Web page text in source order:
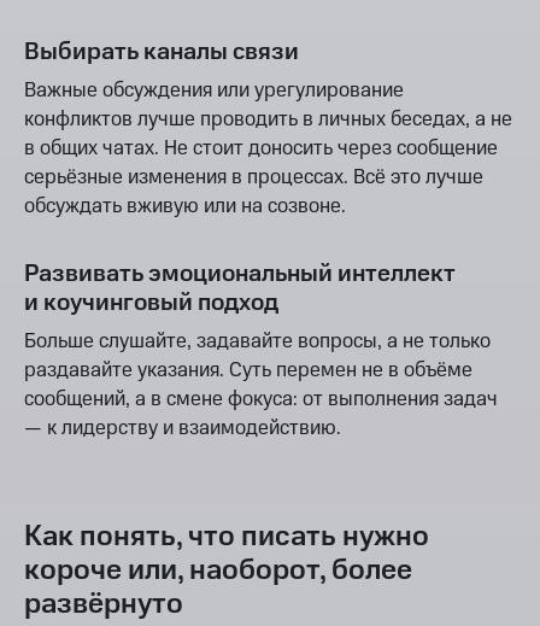
Выбирать каналы связи
Важные обсуждения или урегулирование
конфликтов лучше проводить в личных беседах, а не
в общих чатах. Не стоит доносить через сообщение
серьёзные изменения в процессах. Всё это лучше
обсуждать вживую или на созвоне.
Развивать эмоциональный интеллект
и коучинговый подход
Больше слушайте, задавайте вопросы, а не только
раздавайте указания. Суть перемен не в объёме
сообщений, а в смене фокуса: от выполнения задач
— к лидерству и взаимодействию.
Как понять, что писать нужно
короче или, наоборот, более
развёрнуто